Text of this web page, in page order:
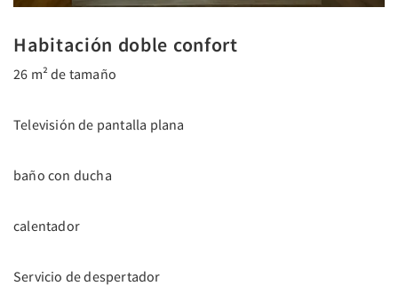
Habitación doble confort
26 m² de tamaño
Televisión de pantalla plana
baño con ducha
calentador
Servicio de despertador